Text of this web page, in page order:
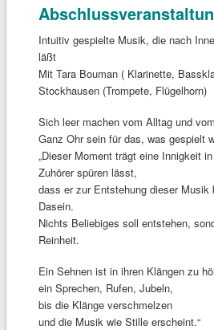
Intuitiv gespielte Musik, die nach
läßt
Mit Tara Bouman ( Klarinette,
Stockhausen (Trompete, Flügelhorn)
Sich leer machen vom Alltag und
Ganz Ohr sein für das, was gespielt
„Dieser Moment trägt eine Innigkeit
Zuhörer spüren lässt,
dass er zur Entstehung dieser Musik
Dasein.
Nichts Beliebiges soll entstehen,
Reinheit.
Ein Sehnen ist in ihren Klängen zu
ein Sprechen, Rufen, Jubeln,
bis die Klänge verschmelzen
und die Musik wie Stille erscheint.“